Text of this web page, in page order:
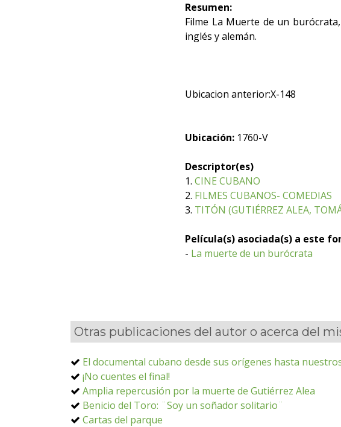
Resumen:
Filme La Muerte de un
inglés y alemán.
Ubicacion anterior:X-148
Ubicación: 1760-V
Descriptor(es)
1. CINE CUBANO
2. FILMES CUBANOS- COMEDIAS
3. TITÓN (GUTIÉRREZ ALEA,
Película(s) asociada(s) a este
- La muerte de un burócrata
Otras publicaciones del autor o acerca del
El documental cubano desde sus orígenes hasta
¡No cuentes el final!
Amplia repercusión por la muerte de Gutiérrez Alea
Benicio del Toro: ¨Soy un soñador solitario¨
Cartas del parque